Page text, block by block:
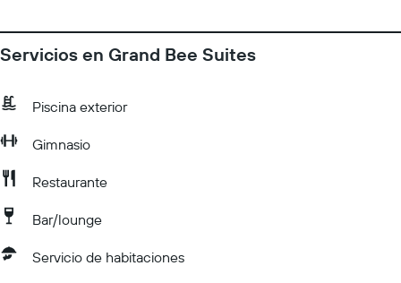
Servicios en Grand Bee Suites
Piscina exterior
Gimnasio
Restaurante
Bar/lounge
Servicio de habitaciones